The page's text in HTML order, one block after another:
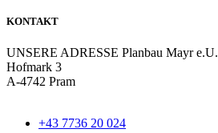
KONTAKT
UNSERE ADRESSE Planbau Mayr e.U.
Hofmark 3
A-4742 Pram
+43 7736 20 024